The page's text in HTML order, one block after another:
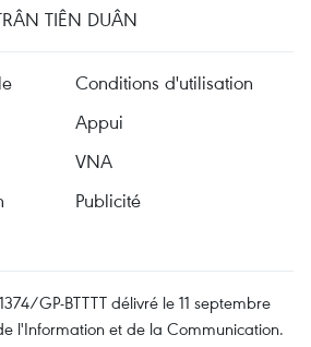
TIÊN DUÂN
Conditions d'utilisation
Appui
VNA
Publicité
GP-BTTTT délivré le 11 septembre
l'Information et de la Communication.